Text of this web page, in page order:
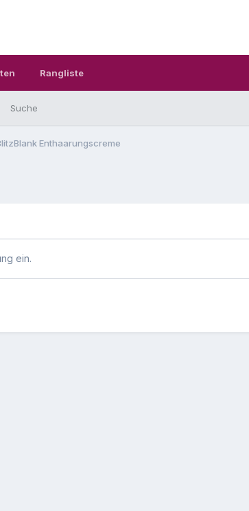
Suche
Rangliste
Enthaarungscreme
ein.